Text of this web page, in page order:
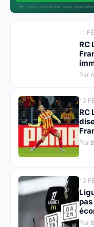
18+ · Jouer comporte des risques :
11
RC
Par
10
RC
Par
10
Par